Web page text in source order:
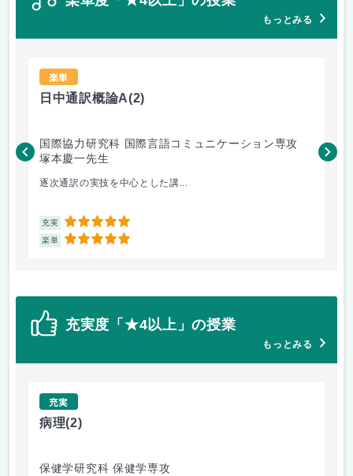
もっとみる
楽単
日中通訳概論A(2)
国際協力研究科 国際言語コミュニケーション専攻
塚本慶一先生
逐次通訳の実技を中心とした講...
充実 5
楽単 5
橋
充実度「★4以上」の授業
もっとみる
充実
病理(2)
保健学研究科 保健学専攻